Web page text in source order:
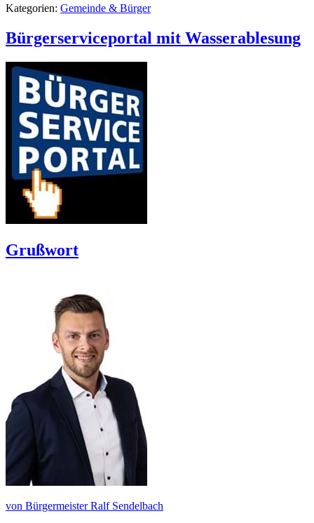
Kategorien: Gemeinde & Bürger
Bürgerserviceportal mit Wasserablesung
Grußwort
von Bürgermeister Ralf Sendelbach